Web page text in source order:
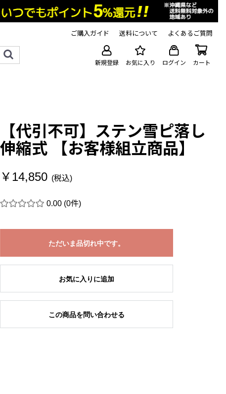
ご購入ガイド 送料について よくあるご質問
新規登録 お気に入り ログイン カート
【代引不可】ステン雪ピ落し
伸縮式 【お客様組立商品】
￥14,850 (税込)
0.00 (0件)
ただいま品切れ中です。
お気に入りに追加
この商品を問い合わせる